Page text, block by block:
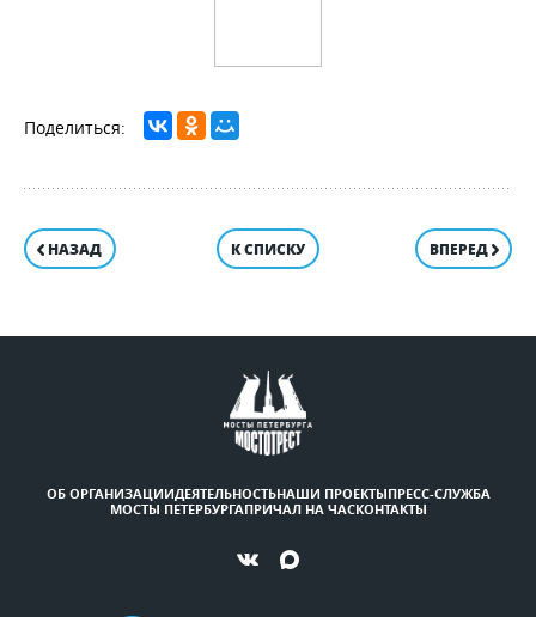
НАЗАД К СПИСКУ ВПЕРЕД
ОБ ОРГАНИЗАЦИИДЕЯТЕЛЬНОСТЬНАШИ ПРОЕКТЫПРЕСС-СЛУЖБА
МОСТЫ ПЕТЕРБУРГАПРИЧАЛ НА ЧАСКОНТАКТЫ